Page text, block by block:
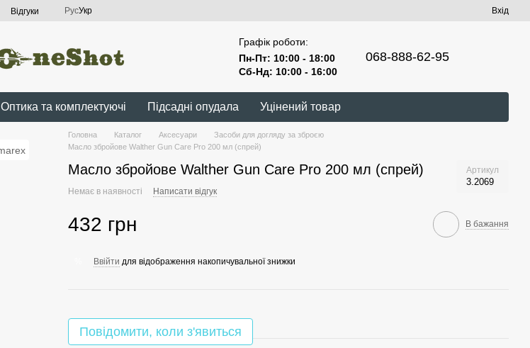
Відгуки РусУкр Вхід
Графік роботи:
Пн-Пт: 10:00 - 18:00
Сб-Нд: 10:00 - 16:00
068-888-62-95
Оптика та комплектуючі Підсадні опудала Уцінений товар
Головна Каталог Аксесуари
Засоби для догляду за зброєю
Масло збройове Walther Gun Care Pro 200 мл (спрей)
Масло збройове Walther Gun Care Pro 200 мл (спрей) Артикул
3.2069
Немає в наявності Написати відгук
432 грн В бажання
Ввійти для відображення накопичувальної знижки
Повідомити, коли з'явиться